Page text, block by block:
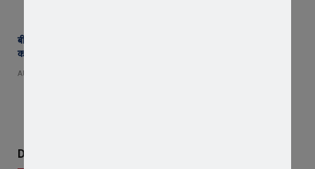
बीमा कंपनी के खिलाफ किसानों का विस्फोट ! जावरा में वाहनों की रैली, एसडीएम
कार्यालय का घेराव, ‘घोड़ारोज मारने की अनुमति दो’ की उठी मांग
AUGUST 4, 2026
Don't Miss